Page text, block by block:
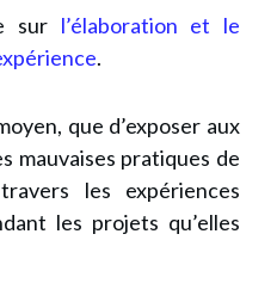
sur l’élaboration et le
.
que d’exposer aux
mauvaises pratiques de
les expériences
les projets qu’elles